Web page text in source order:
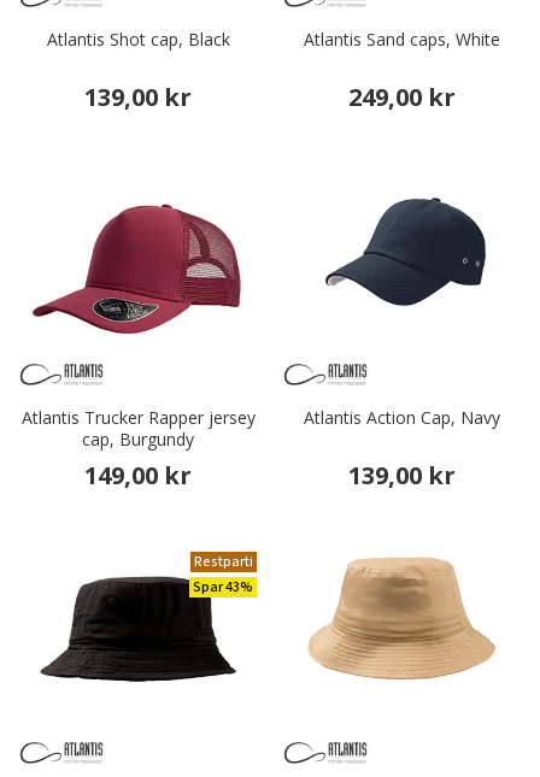
Atlantis Shot cap, Black
139,00 kr
Atlantis Sand caps, White
249,00 kr
Atlantis Trucker Rapper jersey
cap, Burgundy
149,00 kr
Atlantis Action Cap, Navy
139,00 kr
Restparti
Spar 43%